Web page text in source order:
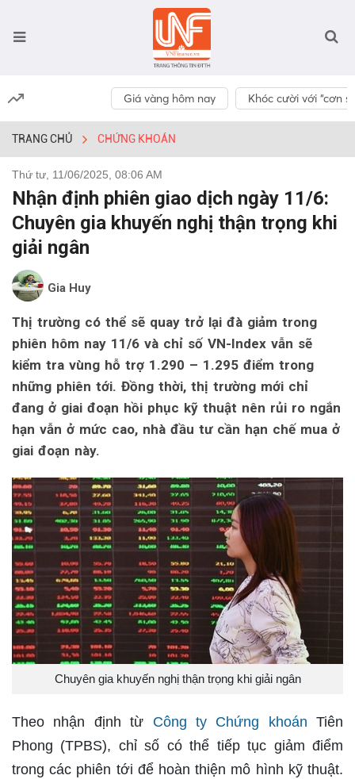
Giá vàng hôm nay Khóc cười với “cơn
TRANG CHỦ CHỨNG KHOÁN
Thứ tư, 11/06/2025, 08:06 AM
Nhận định phiên giao dịch ngày 11/6:
Chuyên gia khuyến nghị thận trọng khi
giải ngân
Gia Huy
Thị trường có thể sẽ quay trở lại đà giảm trong
phiên hôm nay 11/6 và chỉ số VN-Index vẫn sẽ
kiểm tra vùng hỗ trợ 1.290 – 1.295 điểm trong
những phiên tới. Đồng thời, thị trường mới chỉ
đang ở giai đoạn hồi phục kỹ thuật nên rủi ro ngắn
hạn vẫn ở mức cao, nhà đầu tư cần hạn chế mua ở
giai đoạn này.
Chuyên gia khuyến nghị thận trọng khi giải ngân
Theo nhận định từ Công ty Chứng khoán Tiên
Phong (TPBS), chỉ số có thể tiếp tục giảm điểm
trong các phiên tới để hoàn thiện mô hình kỹ thuật.